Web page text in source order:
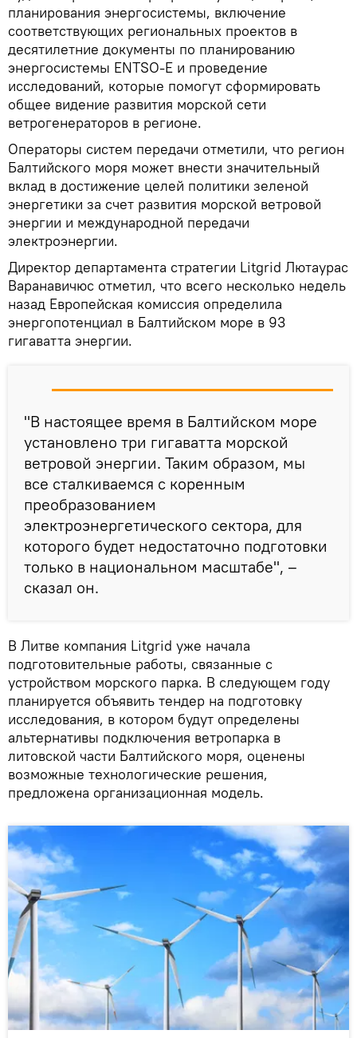
планирования энергосистемы, включение
соответствующих региональных проектов в
десятилетние документы по планированию
энергосистемы ENTSO-E и проведение
исследований, которые помогут сформировать
общее видение развития морской сети
ветрогенераторов в регионе.
Операторы систем передачи отметили, что регион
Балтийского моря может внести значительный
вклад в достижение целей политики зеленой
энергетики за счет развития морской ветровой
энергии и международной передачи
электроэнергии.
Директор департамента стратегии Litgrid Лютаурас
Варанавичюс отметил, что всего несколько недель
назад Европейская комиссия определила
энергопотенциал в Балтийском море в 93
гигаватта энергии.
"В настоящее время в Балтийском море
установлено три гигаватта морской
ветровой энергии. Таким образом, мы
все сталкиваемся с коренным
преобразованием
электроэнергетического сектора, для
которого будет недостаточно подготовки
только в национальном масштабе", –
сказал он.
В Литве компания Litgrid уже начала
подготовительные работы, связанные с
устройством морского парка. В следующем году
планируется объявить тендер на подготовку
исследования, в котором будут определены
альтернативы подключения ветропарка в
литовской части Балтийского моря, оценены
возможные технологические решения,
предложена организационная модель.